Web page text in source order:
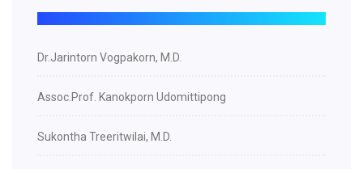
Dr.Jarintorn Vogpakorn, M.D.
Assoc.Prof. Kanokporn Udomittipong
Sukontha Treeritwilai, M.D.